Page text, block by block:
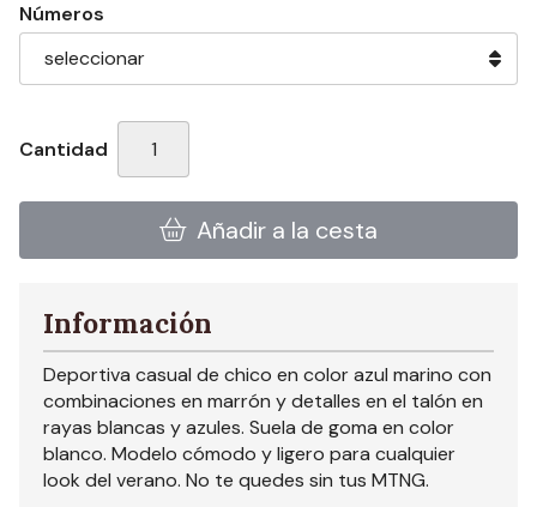
Números
Cantidad
Añadir a la cesta
Información
Deportiva casual de chico en color azul marino con
combinaciones en marrón y detalles en el talón en
rayas blancas y azules. Suela de goma en color
blanco. Modelo cómodo y ligero para cualquier
look del verano. No te quedes sin tus MTNG.